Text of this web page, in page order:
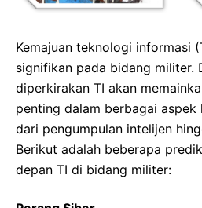
Kemajuan teknologi informasi
signifikan pada bidang militer.
diperkirakan TI akan
penting dalam berbagai aspek
dari pengumpulan intelijen
Berikut adalah beberapa
depan TI di bidang militer: